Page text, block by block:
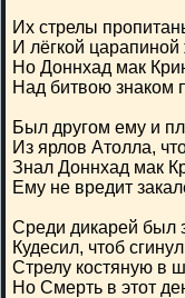
Их стрелы
И лёгкой
Но Доннхад мак
Над битвою знаком
Был другом ему и
Из ярлов Атолла,
Знал Доннхад мак
Ему не вредит
Среди дикарей был
Кудесил, чтоб
Стрелу костяную в
Но Смерть в этот